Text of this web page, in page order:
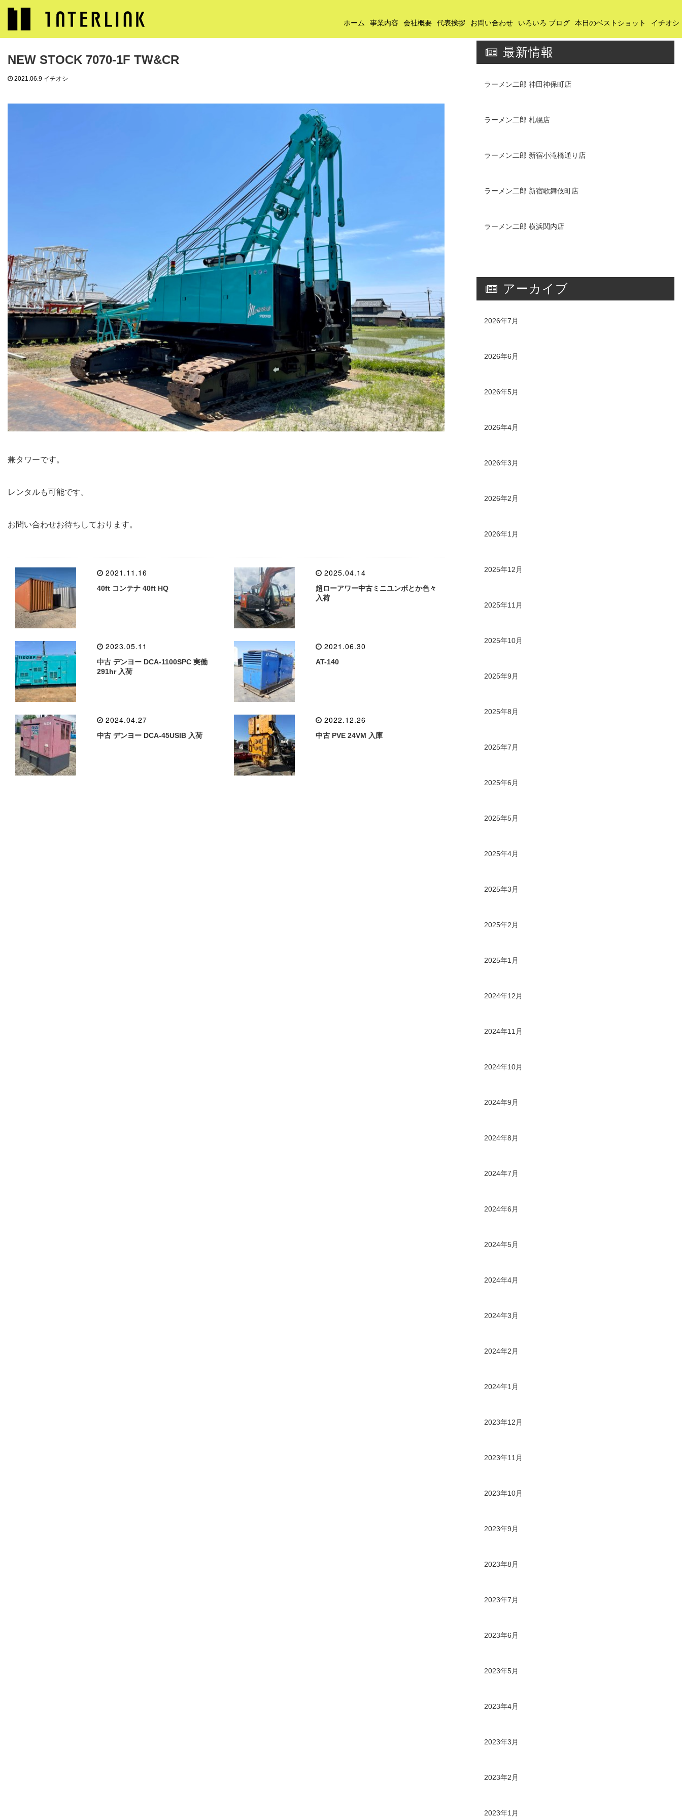
ホーム 事業内容 会社概要 代表挨拶 お問い合わせ いろいろ ブログ 本日のベストショット イチオシ
イチオシ NEW STOCK 7070-1F TW&CR
NEW STOCK 7070-1F TW&CR
2021.06.9 イチオシ
兼タワーです。
レンタルも可能です。
お問い合わせお待ちしております。
2021.11.16
40ft コンテナ 40ft HQ
2025.04.14
超ローアワー中古ミニユンボとか色々
入荷
2023.05.11
中古 デンヨー DCA-1100SPC 実働
291hr 入荷
2021.06.30
AT-140
2024.04.27
中古 デンヨー DCA-45USIB 入荷
2022.12.26
中古 PVE 24VM 入庫
最新情報
ラーメン二郎 神田神保町店
ラーメン二郎 札幌店
ラーメン二郎 新宿小滝橋通り店
ラーメン二郎 新宿歌舞伎町店
ラーメン二郎 横浜関内店
アーカイブ
2026年7月
2026年6月
2026年5月
2026年4月
2026年3月
2026年2月
2026年1月
2025年12月
2025年11月
2025年10月
2025年9月
2025年8月
2025年7月
2025年6月
2025年5月
2025年4月
2025年3月
2025年2月
2025年1月
2024年12月
2024年11月
2024年10月
2024年9月
2024年8月
2024年7月
2024年6月
2024年5月
2024年4月
2024年3月
2024年2月
2024年1月
2023年12月
2023年11月
2023年10月
2023年9月
2023年8月
2023年7月
2023年6月
2023年5月
2023年4月
2023年3月
2023年2月
2023年1月